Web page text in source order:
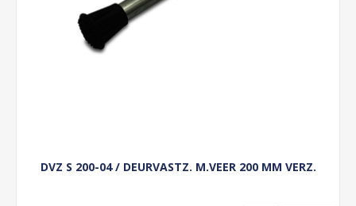
DVZ S 200-04 / DEURVASTZ. M.VEER 200 MM VERZ.